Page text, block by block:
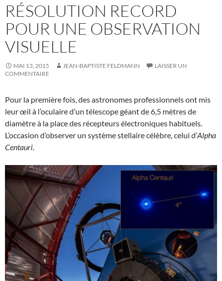
RÉSOLUTION RECORD
POUR UNE OBSERVATION
VISUELLE
MAI 13, 2015 JEAN-BAPTISTE FELDMANN
LAISSER UN
COMMENTAIRE
Pour la première fois, des astronomes professionnels ont mis
leur œil à l’oculaire d’un télescope géant de 6,5 mètres de
diamètre à la place des récepteurs électroniques habituels.
L’occasion d’observer un système stellaire célèbre, celui d’Alpha
Centauri.